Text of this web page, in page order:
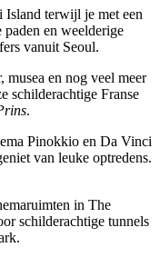
Island terwijl je met een
en weelderige
vanuit Seoul.
musea en nog veel meer
schilderachtige Franse
.
Pinokkio en Da Vinci
van leuke optredens.
in The
schilderachtige tunnels